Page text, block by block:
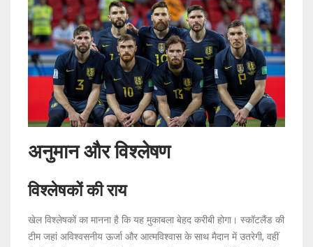
अनुमान और विश्लेषण
विश्लेषकों की राय
खेल विश्लेषकों का मानना है कि यह मुकाबला बेहद करीबी होगा। स्कॉटलैंड की
टीम जहां अविश्वसनीय ऊर्जा और आत्मविश्वास के साथ मैदान में उतरेगी, वहीं